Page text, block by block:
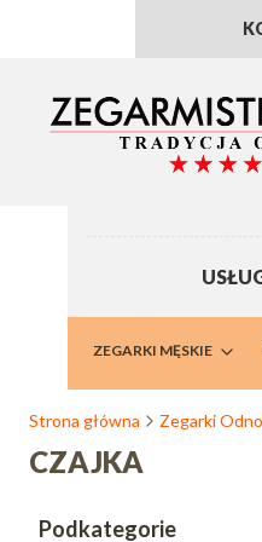
ZEGARKI MĘSKIE
Strona główna Zegarki
CZAJKA
Podkategorie